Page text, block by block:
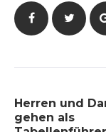
Facebook
Herren und
gehen als